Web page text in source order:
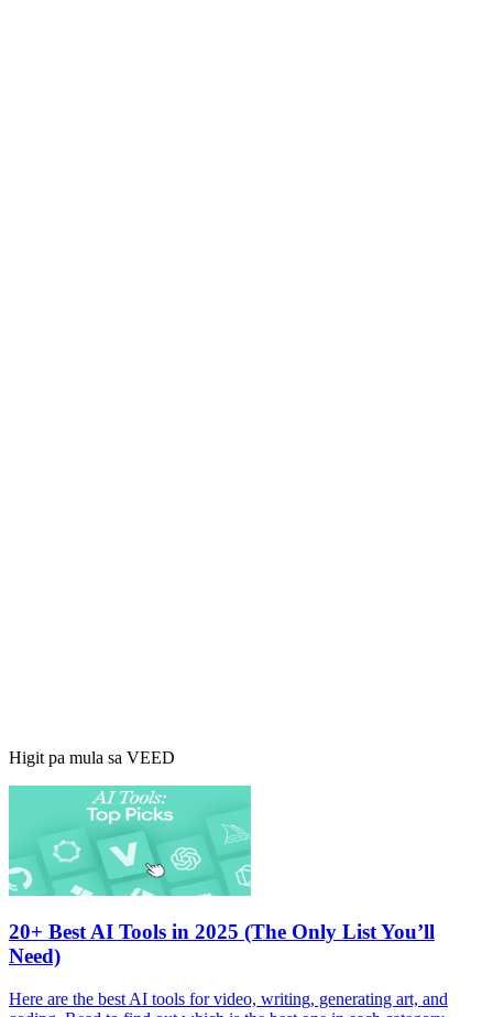
Higit pa mula sa VEED
20+ Best AI Tools in 2025 (The Only List You’ll
Need)
Here are the best AI tools for video, writing, generating art, and